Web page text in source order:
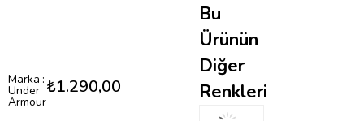
Marka :
Under
Armour
₺1.290,00
Bu
Ürünün
Diğer
Renkleri